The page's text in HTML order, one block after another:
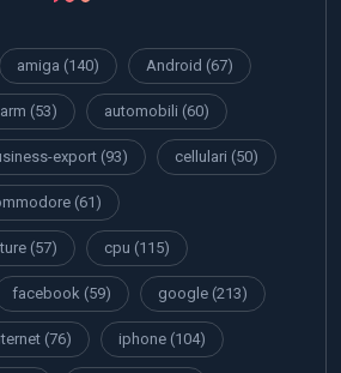
amiga (140) Android (67)
arm (53) automobili (60)
export (93) cellulari (50)
(61)
(57) cpu (115)
facebook (59) google (213)
(76) iphone (104)